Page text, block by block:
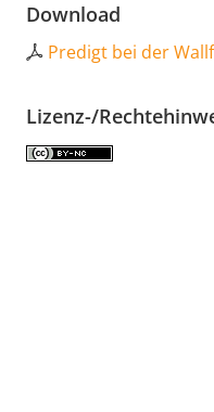
Download
Predigt bei der
Lizenz-/